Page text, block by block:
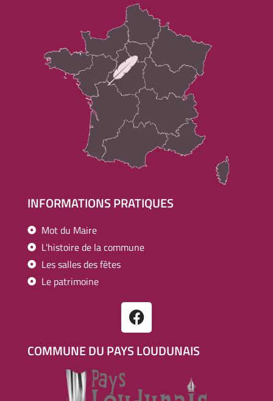
INFORMATIONS PRATIQUES
Mot du Maire
L'histoire de la commune
Les salles des fêtes
Le patrimoine
COMMUNE DU PAYS LOUDUNAIS